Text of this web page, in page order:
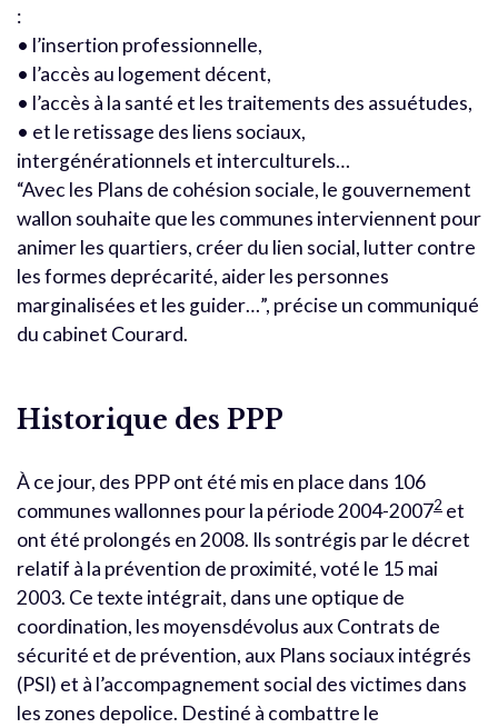
:
• l’insertion professionnelle,
• l’accès au logement décent,
• l’accès à la santé et les traitements des assuétudes,
• et le retissage des liens sociaux,
intergénérationnels et interculturels…
“Avec les Plans de cohésion sociale, le gouvernement
wallon souhaite que les communes interviennent pour
animer les quartiers, créer du lien social, lutter contre
les formes deprécarité, aider les personnes
marginalisées et les guider…”, précise un communiqué
du cabinet Courard.
Historique des PPP
À ce jour, des PPP ont été mis en place dans 106
communes wallonnes pour la période 2004-20072 et
ont été prolongés en 2008. Ils sontrégis par le décret
relatif à la prévention de proximité, voté le 15 mai
2003. Ce texte intégrait, dans une optique de
coordination, les moyensdévolus aux Contrats de
sécurité et de prévention, aux Plans sociaux intégrés
(PSI) et à l’accompagnement social des victimes dans
les zones depolice. Destiné à combattre le